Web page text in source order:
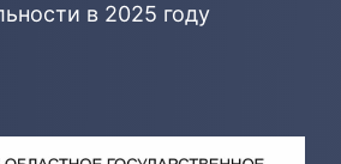
в 2025 году